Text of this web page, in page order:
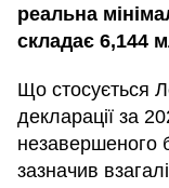
реальна
складає 6,144
Що стосується
декларації за
незавершеного
зазначив